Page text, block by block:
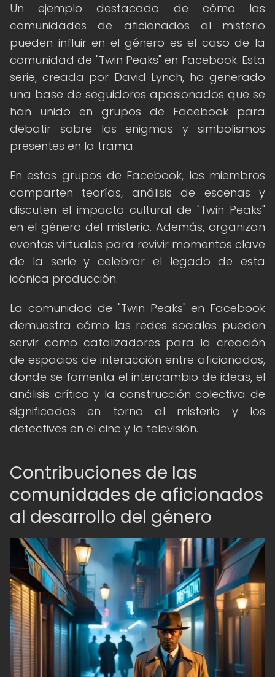
Un ejemplo destacado de cómo las
comunidades de aficionados al misterio
pueden influir en el género es el caso de la
comunidad de "Twin Peaks" en Facebook. Esta
serie, creada por David Lynch, ha generado
una base de seguidores apasionados que se
han unido en grupos de Facebook para
debatir sobre los enigmas y simbolismos
presentes en la trama.
En estos grupos de Facebook, los miembros
comparten teorías, análisis de escenas y
discuten el impacto cultural de "Twin Peaks"
en el género del misterio. Además, organizan
eventos virtuales para revivir momentos clave
de la serie y celebrar el legado de esta
icónica producción.
La comunidad de "Twin Peaks" en Facebook
demuestra cómo las redes sociales pueden
servir como catalizadores para la creación
de espacios de interacción entre aficionados,
donde se fomenta el intercambio de ideas, el
análisis crítico y la construcción colectiva de
significados en torno al misterio y los
detectives en el cine y la televisión.
Contribuciones de las
comunidades de aficionados
al desarrollo del género